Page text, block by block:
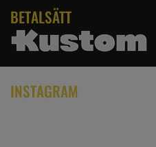
BETALSÄTT
INSTAGRAM